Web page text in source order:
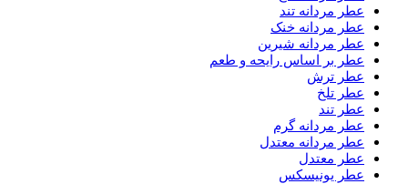
عطر مردانه تند
عطر مردانه خنک
عطر مردانه شیرین
عطر بر اساس رایحه و طعم
عطر ترش
عطر تلخ
عطر تند
عطر مردانه گرم
عطر مردانه معتدل
عطر معتدل
عطر یونیسکس